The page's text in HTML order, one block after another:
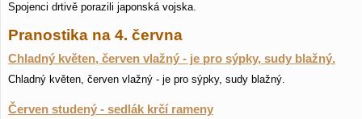
Spojenci drtivě porazili japonská vojska.
Pranostika na 4. června
Chladný květen, červen vlažný - je pro sýpky, sudy blažný.
Chladný květen, červen vlažný - je pro sýpky, sudy blažný.
Červen studený - sedlák krčí rameny